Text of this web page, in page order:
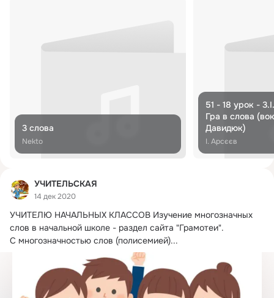
3 слова
Nekto
51 - 18 урок -
Гра в слова
Давидюк)
І. Арсєєв
УЧИТЕЛЬСКАЯ
14 дек 2020
УЧИТЕЛЮ НАЧАЛЬНЫХ КЛАССОВ Изучение многозначных
слов в начальной школе - раздел сайта "Грамотеи".
С многозначностью слов (полисемией)...